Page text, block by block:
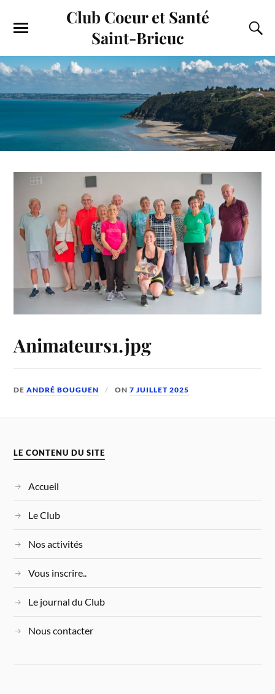
Club Coeur et Santé
Saint-Brieuc
Animateurs1.jpg
DEANDRÉ BOUGUEN ON7 JUILLET 2025
LE CONTENU DU SITE
Accueil
Le Club
Nos activités
Vous inscrire..
Le journal du Club
Nous contacter